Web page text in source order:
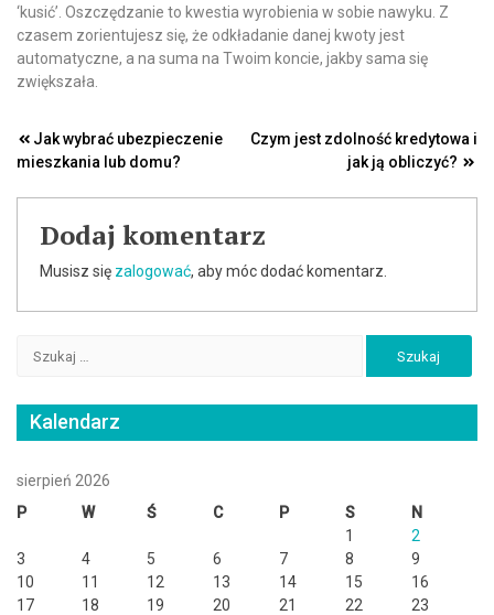
‘kusić’. Oszczędzanie to kwestia wyrobienia w sobie nawyku. Z
czasem zorientujesz się, że odkładanie danej kwoty jest
automatyczne, a na suma na Twoim koncie, jakby sama się
zwiększała.
Nawigacja
wpisu
Jak wybrać ubezpieczenie
mieszkania lub domu?
Czym jest zdolność kredytowa i
jak ją obliczyć?
Dodaj komentarz
Musisz się zalogować, aby móc dodać komentarz.
Kalendarz
sierpień 2026
P
W Ś C P S
N
1
2
3
4 5 6 7 8
9
10
11 12 13 14 15
16
17
18 19 20 21 22
23